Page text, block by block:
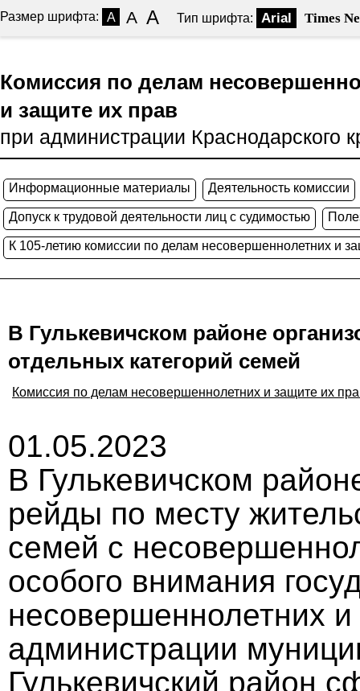
Размер шрифта: A A A Тип шрифта: Arial Times
Комиссия по делам
и защите их прав
при администрации Краснодарского
Информационные материалы Деятельность комиссии
Допуск к трудовой деятельности лиц с судимостью
К 105-летию комиссии по делам несовершеннолетних и
В Гулькевичском районе
отдельных категорий семей
Комиссия по делам несовершеннолетних и защите их
01.05.2023
В Гулькевичском
рейды по месту
семей с
особого внимания
несовершеннолетних
администрации
Гулькевичский район